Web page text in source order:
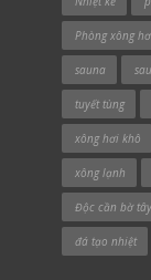
Phòng xông
sauna
tuyết tùng
xông hơi khô
xông lạnh
Độc cần bờ tây
đá tạo nhiệt